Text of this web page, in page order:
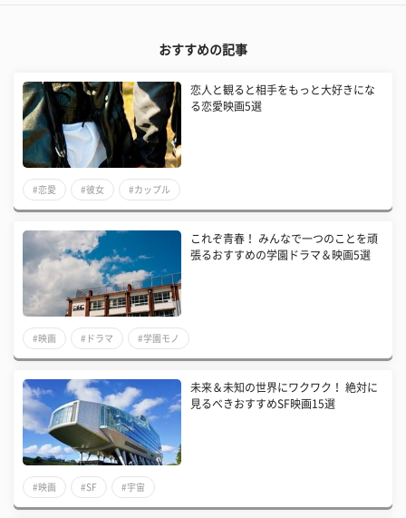
おすすめの記事
恋人と観ると相手をもっと大好きにな
る恋愛映画5選
#恋愛 #彼女 #カップル
これぞ青春！ みんなで一つのことを頑
張るおすすめの学園ドラマ＆映画5選
#映画 #ドラマ #学園モノ
未来＆未知の世界にワクワク！ 絶対に
見るべきおすすめSF映画15選
#映画 #SF #宇宙